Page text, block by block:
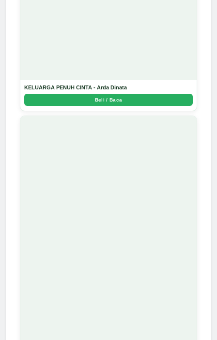
KELUARGA PENUH CINTA - Arda Dinata
Beli / Baca